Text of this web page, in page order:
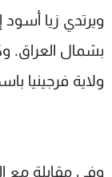
ويرتدي زيا
بشمال العراق.
ولاية فرجينيا
وفي مقابلة مع